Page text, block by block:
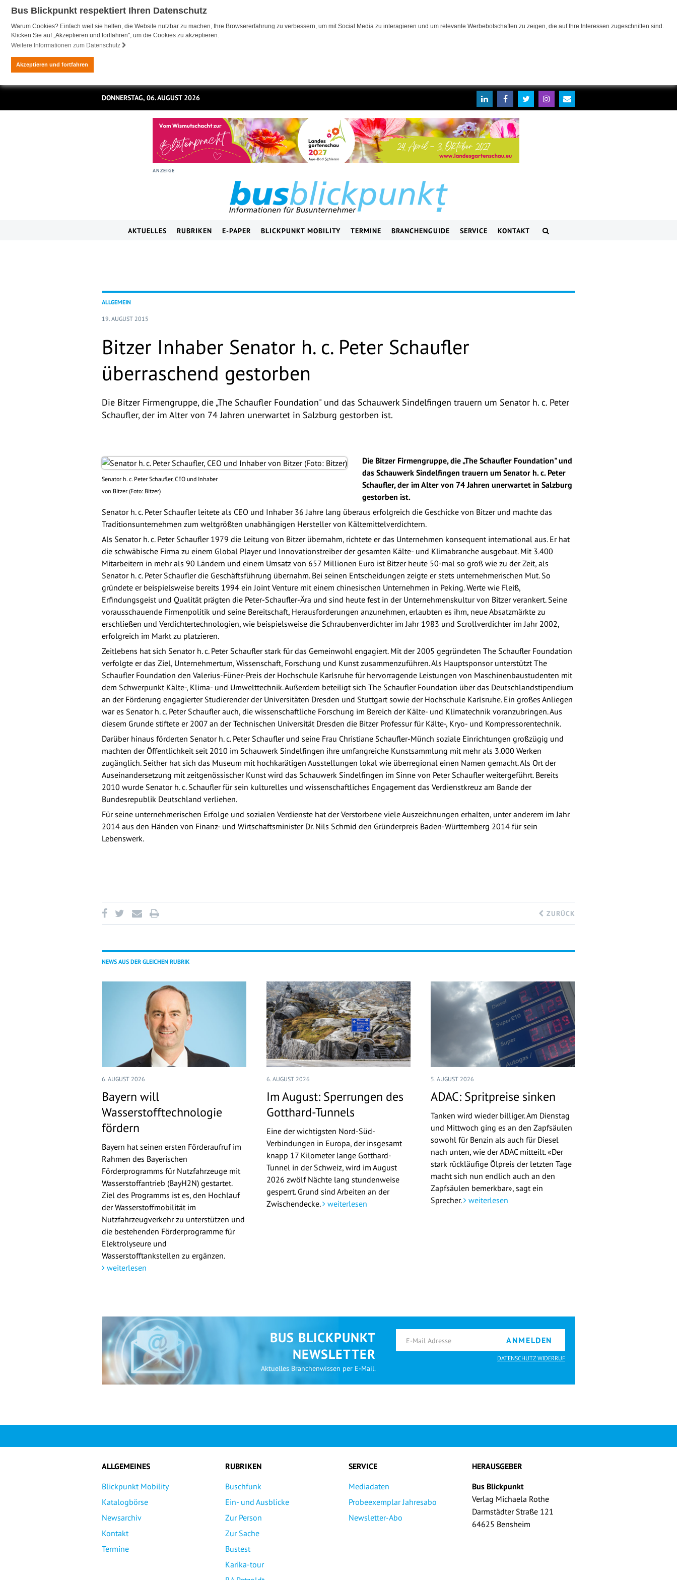
Bus Blickpunkt respektiert Ihren Datenschutz
Warum Cookies? Einfach weil sie helfen, die Website nutzbar zu machen, Ihre Browsererfahrung zu verbessern, um mit Social Media zu interagieren und um relevante Werbebotschaften zu zeigen, die auf Ihre Interessen zugeschnitten sind.
Klicken Sie auf „Akzeptieren und fortfahren", um die Cookies zu akzeptieren.
Weitere Informationen zum Datenschutz
Akzeptieren und fortfahren
DONNERSTAG, 06. AUGUST 2026
ANZEIGE
AKTUELLES RUBRIKEN E-PAPER BLICKPUNKT MOBILITY TERMINE BRANCHENGUIDE SERVICE KONTAKT
ALLGEMEIN
19. AUGUST 2015
Bitzer Inhaber Senator h. c. Peter Schaufler
überraschend gestorben
Die Bitzer Firmengruppe, die „The Schaufler Foundation" und das Schauwerk Sindelfingen trauern um Senator h. c. Peter
Schaufler, der im Alter von 74 Jahren unerwartet in Salzburg gestorben ist.
Senator h. c. Peter Schaufler, CEO und Inhaber
von Bitzer (Foto: Bitzer)
Die Bitzer Firmengruppe, die „The Schaufler Foundation" und
das Schauwerk Sindelfingen trauern um Senator h. c. Peter
Schaufler, der im Alter von 74 Jahren unerwartet in Salzburg
gestorben ist.
Senator h. c. Peter Schaufler leitete als CEO und Inhaber 36 Jahre lang überaus erfolgreich die Geschicke von Bitzer und machte das
Traditionsunternehmen zum weltgrößten unabhängigen Hersteller von Kältemittelverdichtern.
Als Senator h. c. Peter Schaufler 1979 die Leitung von Bitzer übernahm, richtete er das Unternehmen konsequent international aus. Er hat
die schwäbische Firma zu einem Global Player und Innovationstreiber der gesamten Kälte- und Klimabranche ausgebaut. Mit 3.400
Mitarbeitern in mehr als 90 Ländern und einem Umsatz von 657 Millionen Euro ist Bitzer heute 50-mal so groß wie zu der Zeit, als
Senator h. c. Peter Schaufler die Geschäftsführung übernahm. Bei seinen Entscheidungen zeigte er stets unternehmerischen Mut. So
gründete er beispielsweise bereits 1994 ein Joint Venture mit einem chinesischen Unternehmen in Peking. Werte wie Fleiß,
Erfindungsgeist und Qualität prägten die Peter-Schaufler-Ära und sind heute fest in der Unternehmenskultur von Bitzer verankert. Seine
vorausschauende Firmenpolitik und seine Bereitschaft, Herausforderungen anzunehmen, erlaubten es ihm, neue Absatzmärkte zu
erschließen und Verdichtertechnologien, wie beispielsweise die Schraubenverdichter im Jahr 1983 und Scrollverdichter im Jahr 2002,
erfolgreich im Markt zu platzieren.
Zeitlebens hat sich Senator h. c. Peter Schaufler stark für das Gemeinwohl engagiert. Mit der 2005 gegründeten The Schaufler Foundation
verfolgte er das Ziel, Unternehmertum, Wissenschaft, Forschung und Kunst zusammenzuführen. Als Hauptsponsor unterstützt The
Schaufler Foundation den Valerius-Füner-Preis der Hochschule Karlsruhe für hervorragende Leistungen von Maschinenbaustudenten mit
dem Schwerpunkt Kälte-, Klima- und Umwelttechnik. Außerdem beteiligt sich The Schaufler Foundation über das Deutschlandstipendium
an der Förderung engagierter Studierender der Universitäten Dresden und Stuttgart sowie der Hochschule Karlsruhe. Ein großes Anliegen
war es Senator h. c. Peter Schaufler auch, die wissenschaftliche Forschung im Bereich der Kälte- und Klimatechnik voranzubringen. Aus
diesem Grunde stiftete er 2007 an der Technischen Universität Dresden die Bitzer Professur für Kälte-, Kryo- und Kompressorentechnik.
Darüber hinaus förderten Senator h. c. Peter Schaufler und seine Frau Christiane Schaufler-Münch soziale Einrichtungen großzügig und
machten der Öffentlichkeit seit 2010 im Schauwerk Sindelfingen ihre umfangreiche Kunstsammlung mit mehr als 3.000 Werken
zugänglich. Seither hat sich das Museum mit hochkarätigen Ausstellungen lokal wie überregional einen Namen gemacht. Als Ort der
Auseinandersetzung mit zeitgenössischer Kunst wird das Schauwerk Sindelfingen im Sinne von Peter Schaufler weitergeführt. Bereits
2010 wurde Senator h. c. Schaufler für sein kulturelles und wissenschaftliches Engagement das Verdienstkreuz am Bande der
Bundesrepublik Deutschland verliehen.
Für seine unternehmerischen Erfolge und sozialen Verdienste hat der Verstorbene viele Auszeichnungen erhalten, unter anderem im Jahr
2014 aus den Händen von Finanz- und Wirtschaftsminister Dr. Nils Schmid den Gründerpreis Baden-Württemberg 2014 für sein
Lebenswerk.
ZURÜCK
NEWS AUS DER GLEICHEN RUBRIK
6. AUGUST 2026
Bayern will
Wasserstofftechnologie
fördern
Bayern hat seinen ersten Förderaufruf im
Rahmen des Bayerischen
Förderprogramms für Nutzfahrzeuge mit
Wasserstoffantrieb (BayH2N) gestartet.
Ziel des Programms ist es, den Hochlauf
der Wasserstoffmobilität im
Nutzfahrzeugverkehr zu unterstützen und
die bestehenden Förderprogramme für
Elektrolyseure und
Wasserstofftankstellen zu ergänzen.
weiterlesen
6. AUGUST 2026
Im August: Sperrungen des
Gotthard-Tunnels
Eine der wichtigsten Nord-Süd-
Verbindungen in Europa, der insgesamt
knapp 17 Kilometer lange Gotthard-
Tunnel in der Schweiz, wird im August
2026 zwölf Nächte lang stundenweise
gesperrt. Grund sind Arbeiten an der
Zwischendecke. weiterlesen
5. AUGUST 2026
ADAC: Spritpreise sinken
Tanken wird wieder billiger. Am Dienstag
und Mittwoch ging es an den Zapfsäulen
sowohl für Benzin als auch für Diesel
nach unten, wie der ADAC mitteilt. «Der
stark rückläufige Ölpreis der letzten Tage
macht sich nun endlich auch an den
Zapfsäulen bemerkbar», sagt ein
Sprecher. weiterlesen
BUS BLICKPUNKT
NEWSLETTER
Aktuelles Branchenwissen per E-Mail.
ANMELDEN
DATENSCHUTZ WIDERRUF
ALLGEMEINES
Blickpunkt Mobility
Katalogbörse
Newsarchiv
Kontakt
Termine
RUBRIKEN
Buschfunk
Ein- und Ausblicke
Zur Person
Zur Sache
Bustest
Karika-tour
SERVICE
Mediadaten
Probeexemplar Jahresabo
Newsletter-Abo
HERAUSGEBER
Bus Blickpunkt
Verlag Michaela Rothe
Darmstädter Straße 121
64625 Bensheim